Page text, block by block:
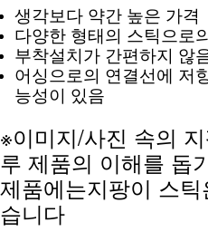
생각보다 약간 높은 가격
다양한 형태의 스틱으로
부착설치가 간편하지 않
어싱으로의 연결선에 저
능성이 있음
※이미지/사진 속의
루 제품의 이해를 돕
제품에는지팡이 스
습니다